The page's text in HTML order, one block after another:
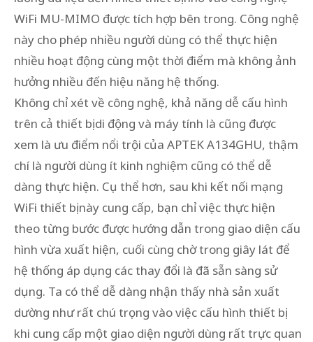
WiFi MU-MIMO được tích hợp bên trong. Công nghệ
này cho phép nhiều người dùng có thể thực hiện
nhiều hoạt động cùng một thời điểm mà không ảnh
hưởng nhiều đến hiệu năng hệ thống.
Không chỉ xét về công nghệ, khả năng dễ cấu hình
trên cả thiết bị di động và máy tính là cũng được
xem là ưu điểm nổi trội của APTEK A134GHU, thậm
chí là người dùng ít kinh nghiệm cũng có thể dễ
dàng thực hiện. Cụ thể hơn, sau khi kết nối mạng
WiFi thiết bị này cung cấp, bạn chỉ việc thực hiện
theo từng bước được hướng dẫn trong giao diện cấu
hình vừa xuất hiện, cuối cùng chờ trong giây lát để
hệ thống áp dụng các thay đổi là đã sẵn sàng sử
dụng. Ta có thể dễ dàng nhận thấy nhà sản xuất
dường như rất chú trọng vào việc cấu hình thiết bị
khi cung cấp một giao diện người dùng rất trực quan